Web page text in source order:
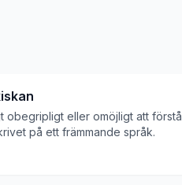
obegripligt eller omöjligt att förstå,
på ett främmande språk.